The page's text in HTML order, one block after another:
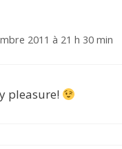
2011 à 21 h 30 min
pleasure!